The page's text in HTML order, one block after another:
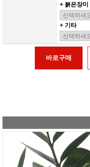
+ 붉은장미
+ 기타
바로구매